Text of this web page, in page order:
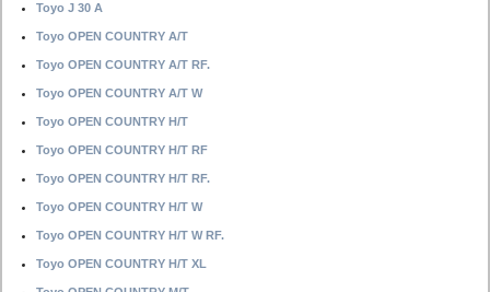
Toyo J 30 A
Toyo OPEN COUNTRY A/T
Toyo OPEN COUNTRY A/T RF.
Toyo OPEN COUNTRY A/T W
Toyo OPEN COUNTRY H/T
Toyo OPEN COUNTRY H/T RF
Toyo OPEN COUNTRY H/T RF.
Toyo OPEN COUNTRY H/T W
Toyo OPEN COUNTRY H/T W RF.
Toyo OPEN COUNTRY H/T XL